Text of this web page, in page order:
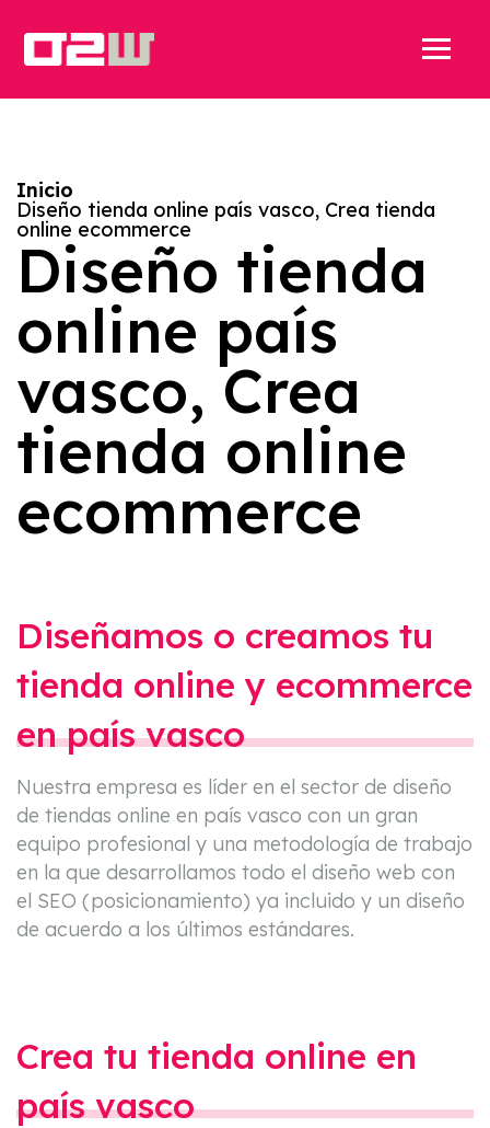
Inicio
Diseño tienda online país vasco, Crea tienda
online ecommerce
Diseño tienda
online país
vasco, Crea
tienda online
ecommerce
Diseñamos o creamos tu
tienda online y ecommerce
en país vasco
Nuestra empresa es líder en el sector de diseño
de tiendas online en país vasco con un gran
equipo profesional y una metodología de trabajo
en la que desarrollamos todo el diseño web con
el SEO (posicionamiento) ya incluido y un diseño
de acuerdo a los últimos estándares.
Crea tu tienda online en
país vasco